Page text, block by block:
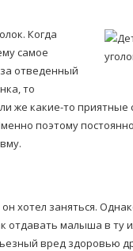
Когда
самое
отведенный
то
же какие-то
поэтому
хотел заняться.
отдавать малыша в ту
вред здоровью